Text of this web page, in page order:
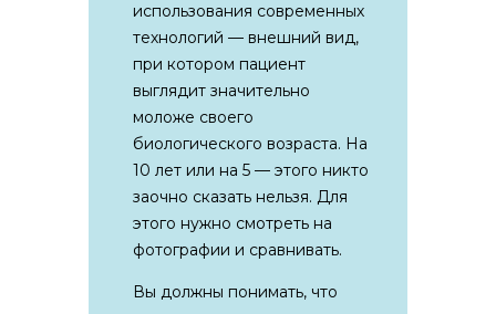
использования современных
технологий — внешний вид,
при котором пациент
выглядит значительно
моложе своего
биологического возраста. На
10 лет или на 5 — этого никто
заочно сказать нельзя. Для
этого нужно смотреть на
фотографии и сравнивать.
Вы должны понимать, что